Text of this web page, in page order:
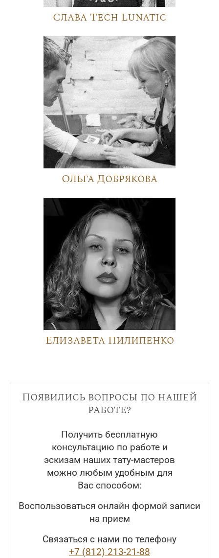
Слава Tech Lunatic
Ольга Добрякова
Елизавета Пилипенко
Появились вопросы по нашей
работе?
Получить бесплатную
консультацию по работе и
эскизам наших тату-мастеров
можно любым удобным для
Вас способом:
Воспользоваться онлайн формой записи
на прием
Связаться с нами по телефону
+7 (812) 213-21-88